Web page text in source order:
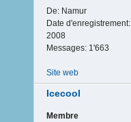
De: Namur
Date d'enregistrement:
2008
Messages: 1'663
Site web
Icecool
Membre